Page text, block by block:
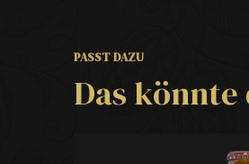
PASST DAZU
Das